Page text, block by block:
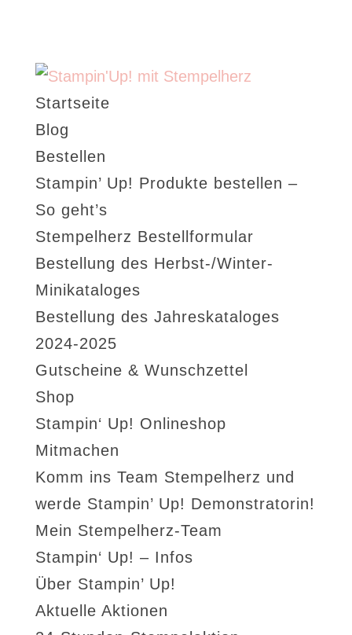
Startseite
Blog
Bestellen
Stampin’ Up! Produkte bestellen –
So geht’s
Stempelherz Bestellformular
Bestellung des Herbst-/Winter-
Minikataloges
Bestellung des Jahreskataloges
2024-2025
Gutscheine & Wunschzettel
Shop
Stampin‘ Up! Onlineshop
Mitmachen
Komm ins Team Stempelherz und
werde Stampin’ Up! Demonstratorin!
Mein Stempelherz-Team
Stampin‘ Up! – Infos
Über Stampin’ Up!
Aktuelle Aktionen